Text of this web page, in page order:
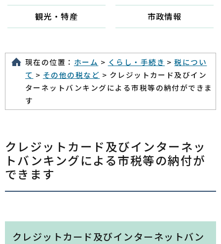
観光・特産
市政情報
現在の位置： ホーム > くらし・手続き >税につい
て > その他の税など > クレジットカード及びイン
ターネットバンキングによる市税等の納付ができま
す
クレジットカード及びインターネッ
トバンキングによる市税等の納付が
できます
クレジットカード及びインターネットバン